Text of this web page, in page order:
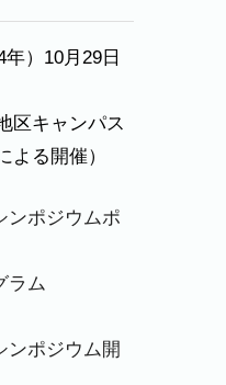
）10月29日
区キャンパス
よる開催）
ンポジウムポ
ラム
ンポジウム開